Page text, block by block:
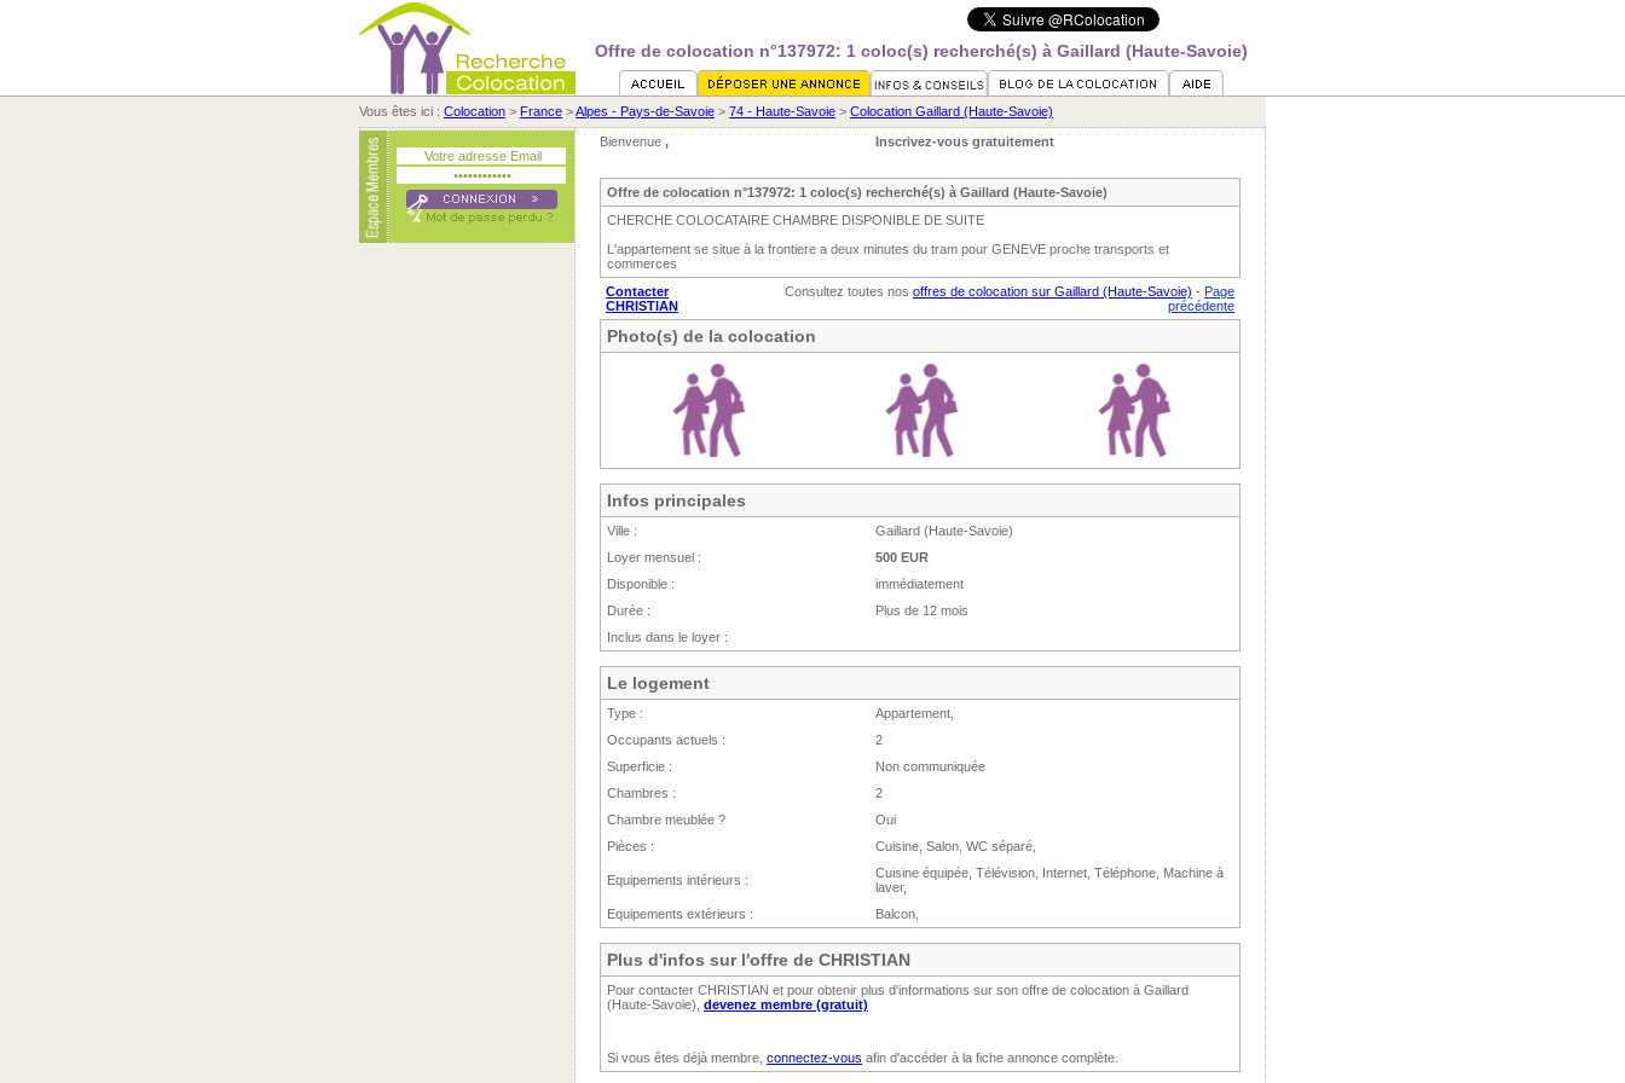
Offre de colocation n°137972: 1 coloc(s) recherché(s) à Gaillard (Haute-Savoie)
Vous êtes ici : Colocation > France >Alpes - Pays-de-Savoie > 74 - Haute-Savoie > Colocation Gaillard (Haute-Savoie)
Bienvenue , Inscrivez-vous gratuitement
Offre de colocation n°137972: 1 coloc(s) recherché(s) à Gaillard (Haute-Savoie)
CHERCHE COLOCATAIRE CHAMBRE DISPONIBLE DE SUITE
L'appartement se situe à la frontiere a deux minutes du tram pour GENEVE proche transports et
commerces
Contacter
CHRISTIAN
Consultez toutes nos offres de colocation sur Gaillard (Haute-Savoie) - Page
précédente
Photo(s) de la colocation
Infos principales
Ville :
Gaillard (Haute-Savoie)
Loyer mensuel :
500 EUR
Disponible :
immédiatement
Durée :
Plus de 12 mois
Inclus dans le loyer :
Le logement
Type :
Appartement,
Occupants actuels :
2
Superficie :
Non communiquée
Chambres :
2
Chambre meublée ?
Oui
Pièces :
Cuisine, Salon, WC séparé,
Equipements intérieurs :
Cuisine équipée, Télévision, Internet, Téléphone, Machine à
laver,
Equipements extérieurs :
Balcon,
Plus d'infos sur l'offre de CHRISTIAN
Pour contacter CHRISTIAN et pour obtenir plus d'informations sur son offre de colocation à Gaillard
(Haute-Savoie), devenez membre (gratuit)
Si vous êtes déjà membre, connectez-vous afin d'accéder à la fiche annonce complète.